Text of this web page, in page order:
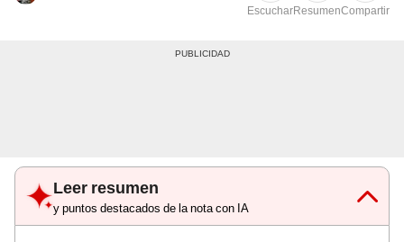
EscucharResumenCompartir
Leer resumen
y puntos destacados de la nota con IA